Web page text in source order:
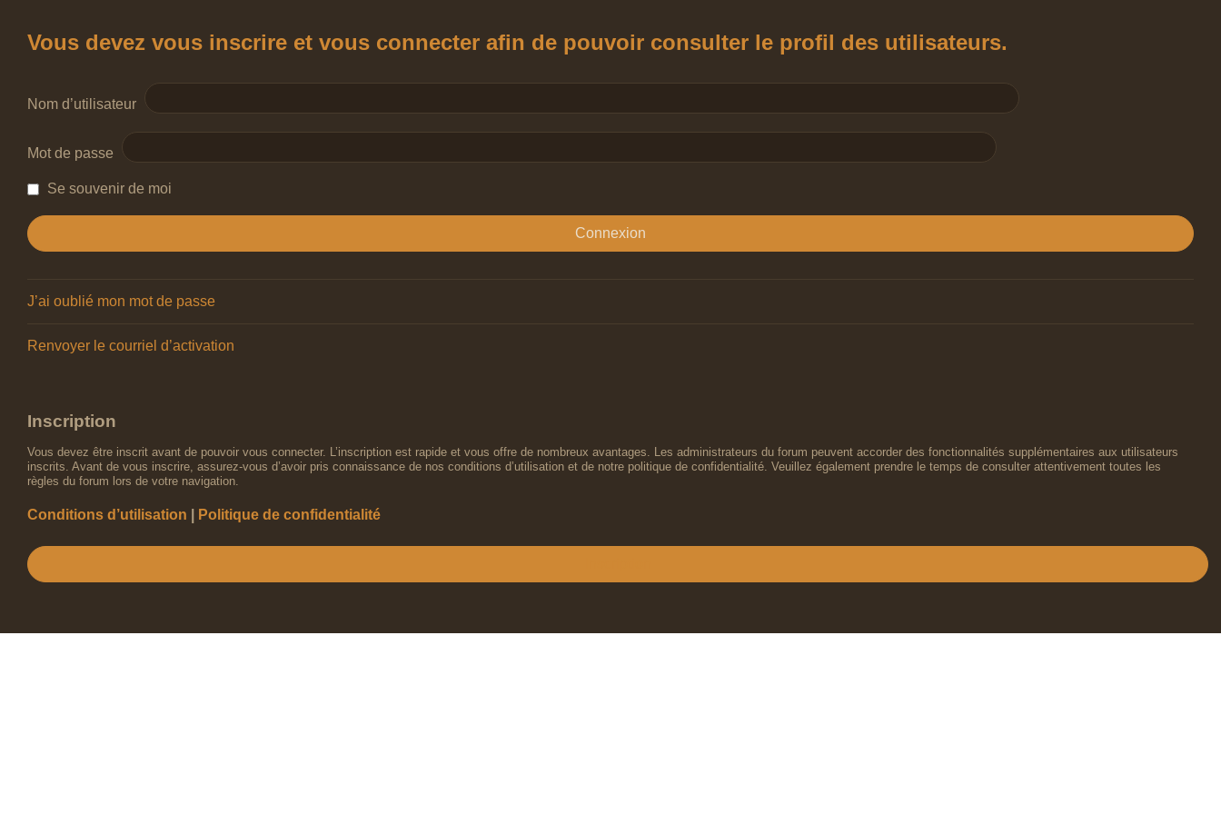
Vous devez vous inscrire et vous connecter afin de pouvoir consulter le profil des utilisateurs.
Nom d’utilisateur
Mot de passe
Se souvenir de moi
J’ai oublié mon mot de passe
Renvoyer le courriel d’activation
Inscription
Vous devez être inscrit avant de pouvoir vous connecter. L’inscription est rapide et vous offre de nombreux avantages. Les administrateurs du forum peuvent accorder des fonctionnalités supplémentaires aux utilisateurs
inscrits. Avant de vous inscrire, assurez-vous d’avoir pris connaissance de nos conditions d’utilisation et de notre politique de confidentialité. Veuillez également prendre le temps de consulter attentivement toutes les
règles du forum lors de votre navigation.
Conditions d’utilisation Politique de confidentialité